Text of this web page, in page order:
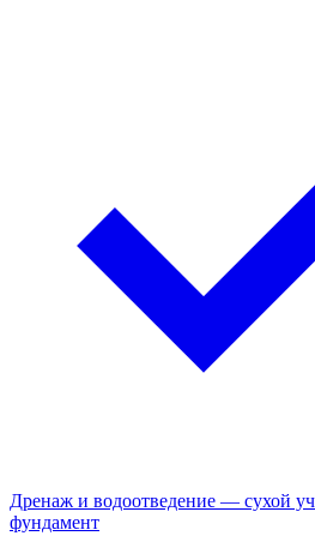
Дренаж и водоотведение — сухой
фундамент